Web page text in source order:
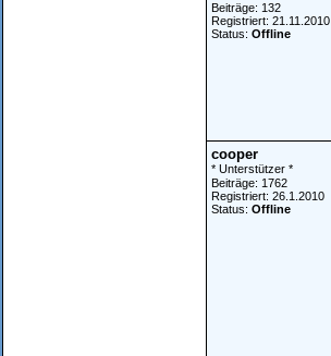
Beiträge: 132
Registriert: 21.11.2010
Status: Offline
cooper
* Unterstützer *
Beiträge: 1762
Registriert: 26.1.2010
Status: Offline